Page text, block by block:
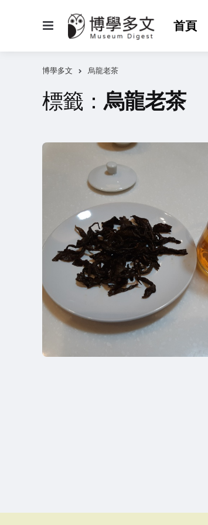
首頁
博學多文 烏龍老茶
標籤： 烏龍老茶